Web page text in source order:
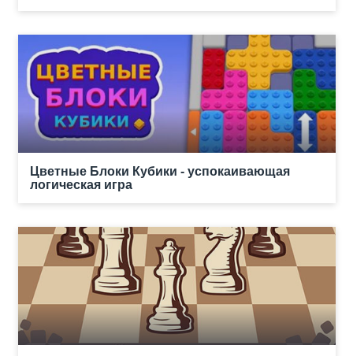
Цветные Блоки Кубики - успокаивающая
логическая игра